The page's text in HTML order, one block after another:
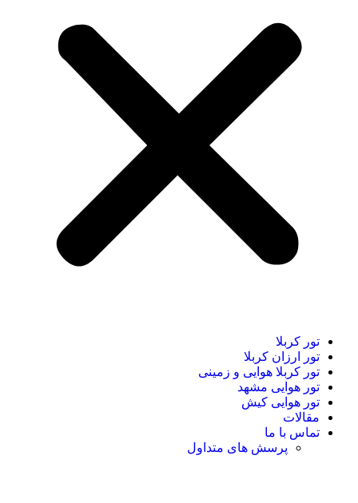
تور کربلا
تور ارزان کربلا
تور کربلا هوایی و زمینی
تور هوایی مشهد
تور هوایی کیش
مقالات
تماس با ما
پرسش های متداول